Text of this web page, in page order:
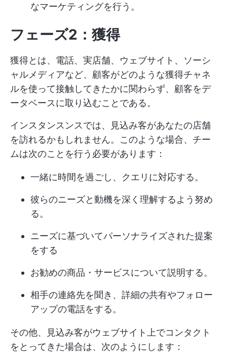
なマーケティングを行う。
フェーズ2：獲得
獲得とは、電話、実店舗、ウェブサイト、ソーシ
ャルメディアなど、顧客がどのような獲得チャネ
ルを使って接触してきたかに関わらず、顧客をデ
ータベースに取り込むことである。
インスタンスンスでは、見込み客があなたの店舗
を訪れるかもしれません。このような場合、チー
ムは次のことを行う必要があります：
一緒に時間を過ごし、クエリに対応する。
彼らのニーズと動機を深く理解するよう努め
る。
ニーズに基づいてパーソナライズされた提案
をする
お勧めの商品・サービスについて説明する。
相手の連絡先を聞き、詳細の共有やフォロー
アップの電話をする。
その他、見込み客がウェブサイト上でコンタクト
をとってきた場合は、次のようにします：